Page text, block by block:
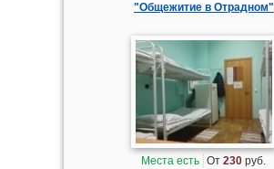
"Общежитие в Отрадном"
Места есть От230 руб.